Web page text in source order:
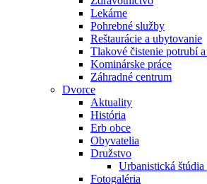
Lekárne
Pohrebné služby
Reštaurácie a ubytovanie
Tlakové čistenie potrubí
Kominárske práce
Záhradné centrum
Dvorce
Aktuality
História
Erb obce
Obyvatelia
Družstvo
Urbanistická
Fotogaléria